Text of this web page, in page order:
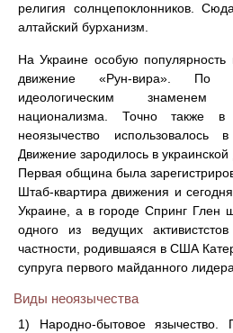
религия солнцепоклонников.
алтайский бурханизм.
На Украине особую популярность
движение «Рун-вира». По
идеологическим знаменем
национализма. Точно также
неоязычество использовалось
Движение зародилось в
Первая община была
Штаб-квартира движения и
Украине, а в городе Спринг Глен
одного из ведущих
частности, родившаяся в США
супруга первого майданного
Виды неоязычества
1) Народно-бытовое язычество.